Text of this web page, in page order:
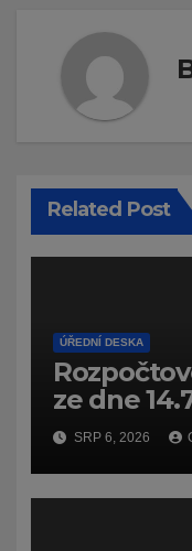
Related Post
ÚŘEDNÍ DESKA
ze dne
SRP 6, 2026